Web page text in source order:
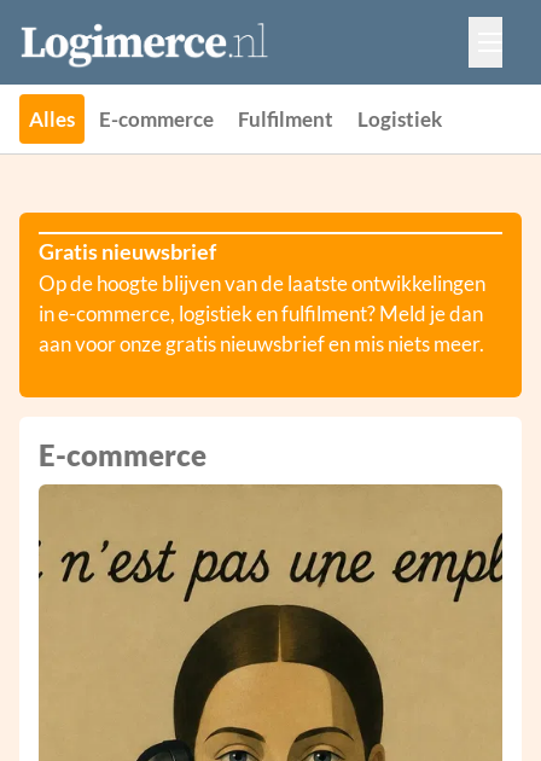
Vacatures
Events
Adverteren
Partners
Alles E-commerce Fulfilment Logistiek
Gratis nieuwsbrief
Op de hoogte blijven van de laatste ontwikkelingen
in e-commerce, logistiek en fulfilment? Meld je dan
aan voor onze gratis nieuwsbrief en mis niets meer.
E-commerce